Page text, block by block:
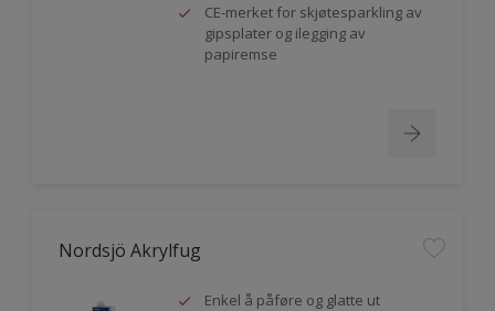
CE-merket for skjøtesparkling av
gipsplater og ilegging av
papiremse
Nordsjö Akrylfug
Enkel å påføre og glatte ut